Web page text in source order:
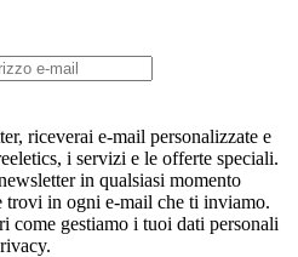
riceverai e-mail personalizzate e
i servizi e le offerte speciali.
in qualsiasi momento
in ogni e-mail che ti inviamo.
come gestiamo i tuoi dati personali